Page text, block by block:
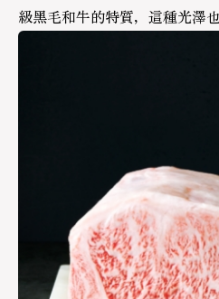
級黑毛和牛的特質，這種光澤